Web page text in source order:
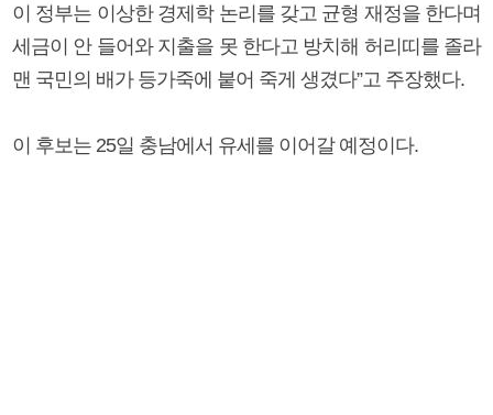
이 정부는 이상한 경제학 논리를 갖고 균형 재정을 한다며
세금이 안 들어와 지출을 못 한다고 방치해 허리띠를 졸라
맨 국민의 배가 등가죽에 붙어 죽게 생겼다”고 주장했다.
이 후보는 25일 충남에서 유세를 이어갈 예정이다.